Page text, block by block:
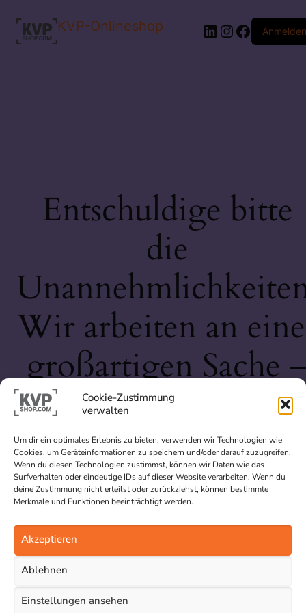
Cookie-Zustimmung
verwalten
Um dir ein optimales Erlebnis zu bieten, verwenden wir Technologien wie
Cookies, um Geräteinformationen zu speichern und/oder darauf zuzugreifen.
Wenn du diesen Technologien zustimmst, können wir Daten wie das
Surfverhalten oder eindeutige IDs auf dieser Website verarbeiten. Wenn du
deine Zustimmung nicht erteilst oder zurückziehst, können bestimmte
Merkmale und Funktionen beeinträchtigt werden.
Akzeptieren
Ablehnen
Einstellungen ansehen
KVP-Onlineshop LinkedIn
Instagram
Anmelden
Entschuldige bitte
die
Wir arbeiten an
großartigen Sache
schau bald wieder
vorbei!